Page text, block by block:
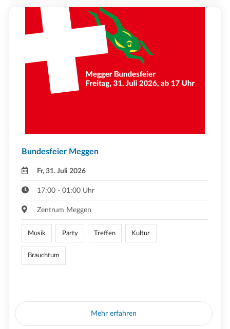
Bundesfeier Meggen
Fr, 31. Juli 2026
17:00 - 01:00 Uhr
Zentrum Meggen
Musik Party Treffen Kultur
Brauchtum
Mehr erfahren